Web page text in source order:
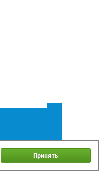
Принять